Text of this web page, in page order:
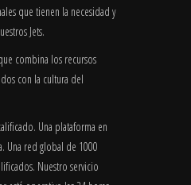
que tienen la necesidad y
Jets.
combina los recursos
con la cultura del
Una plataforma en
Una red global de 1000
Nuestro servicio